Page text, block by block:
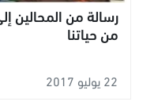
رسالة من المحالين
من حياتنا
22 يوليو 2017